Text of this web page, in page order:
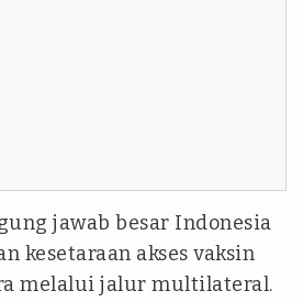
jawab besar Indonesia
kesetaraan akses vaksin
melalui jalur multilateral.